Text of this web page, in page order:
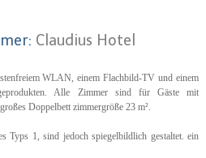
Claudius Hotel
WLAN, einem Flachbild-TV und einem
Alle Zimmer sind für Gäste mit
Doppelbett zimmergröße 23 m².
Typs 1, sind jedoch spiegelbildlich gestaltet. ein